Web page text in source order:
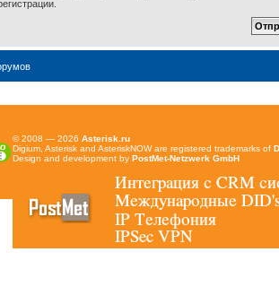
© 2008 — 2026 Asterisk.ru
Digium, Asterisk and AsteriskNOW are registered trademarks of
Design and development by PostMet-Netzwerk GmbH